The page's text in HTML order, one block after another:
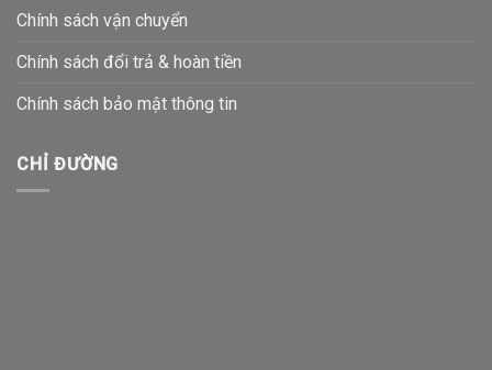
Chính sách vận chuyển
Chính sách đổi trả & hoàn tiền
Chính sách bảo mật thông tin
CHỈ ĐƯỜNG